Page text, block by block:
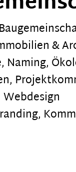
&
, Naming,
,
Webdesign
,